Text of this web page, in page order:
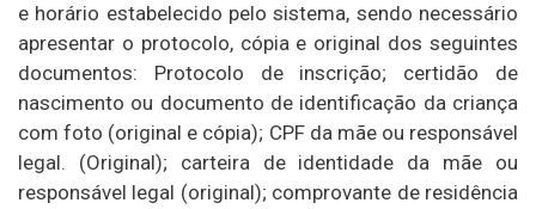
e horário estabelecido pelo sistema, sendo necessário
apresentar o protocolo, cópia e original dos seguintes
documentos: Protocolo de inscrição; certidão de
nascimento ou documento de identificação da criança
com foto (original e cópia); CPF da mãe ou responsável
legal. (Original); carteira de identidade da mãe ou
responsável legal (original); comprovante de residência